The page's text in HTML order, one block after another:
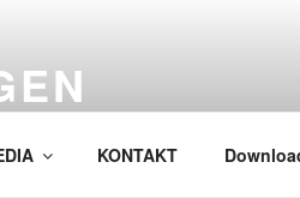
KONTAKT